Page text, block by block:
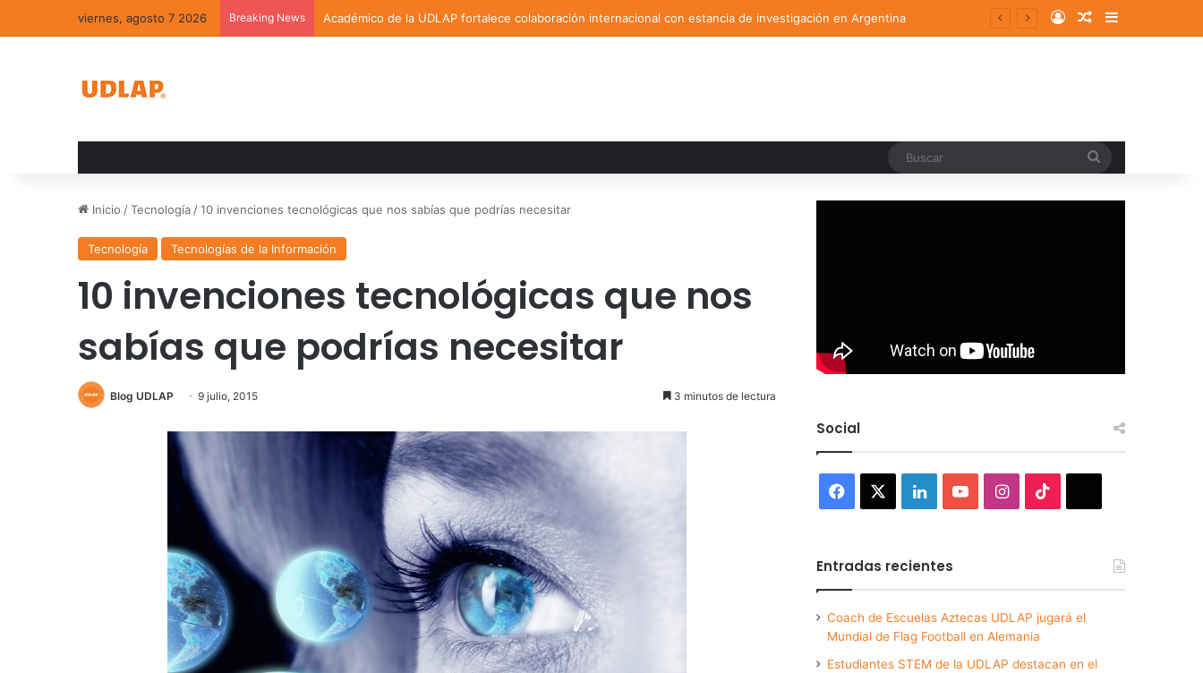
viernes, agosto 7 2026 Breaking News Académico de la UDLAP fortalece colaboración internacional con estancia de investigación en Argentina Log InRandom Article
Sidebar
Inicio /Tecnología /10 invenciones tecnológicas que nos sabías que podrías necesitar
Tecnología Tecnologías de la Información
10 invenciones tecnológicas que nos
sabías que podrías necesitar
Blog UDLAP 9 julio, 2015 3 minutos de lectura
Social
Facebook LinkedInYouTubeInstagram
Entradas recientes
Coach de Escuelas Aztecas UDLAP jugará el
Mundial de Flag Football en Alemania
Estudiantes STEM de la UDLAP destacan en el